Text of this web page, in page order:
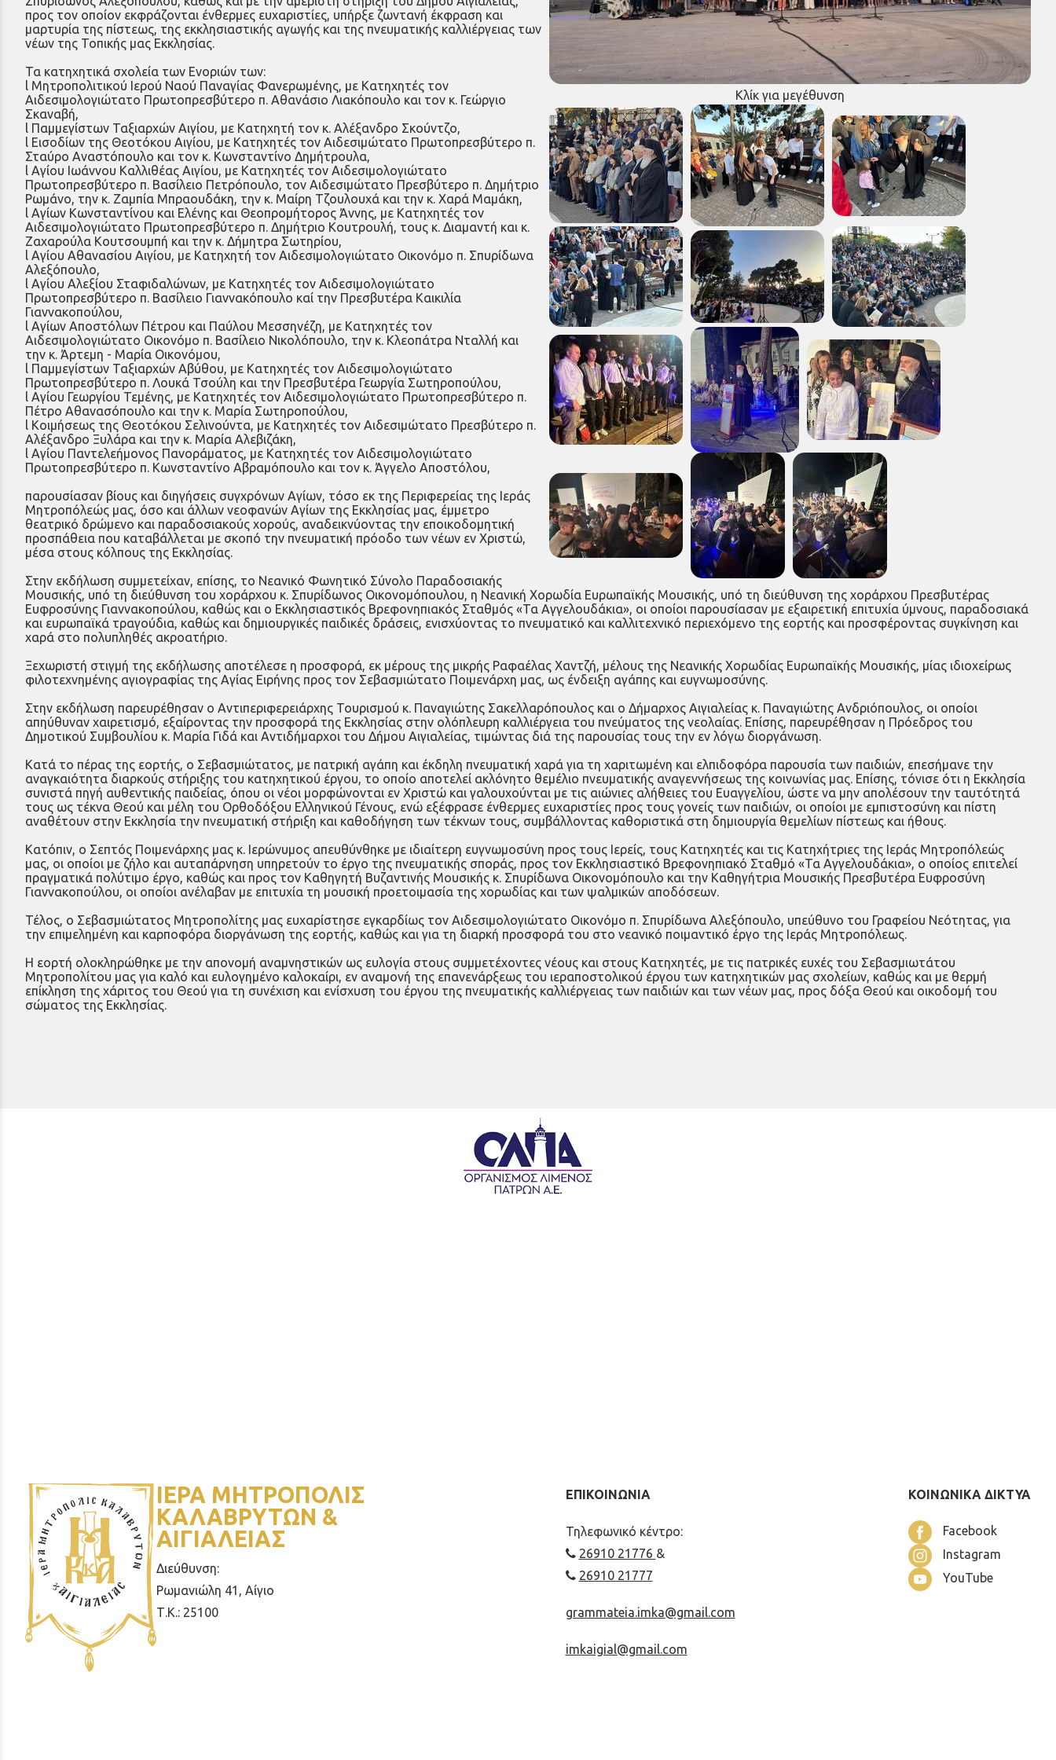
Κλίκ για μεγέθυνση
προς τον οποίον εκφράζονται ένθερμες ευχαριστίες, υπήρξε ζωντανή έκφραση και
μαρτυρία της πίστεως, της εκκλησιαστικής αγωγής και της πνευματικής καλλιέργειας των
νέων της Τοπικής μας Εκκλησίας.
Τα κατηχητικά σχολεία των Ενοριών των:
l Μητροπολιτικού Ιερού Ναού Παναγίας Φανερωμένης, με Κατηχητές τον
Αιδεσιμολογιώτατο Πρωτοπρεσβύτερο π. Αθανάσιο Λιακόπουλο και τον κ. Γεώργιο
Σκαναβή,
l Παμμεγίστων Ταξιαρχών Αιγίου, με Κατηχητή τον κ. Αλέξανδρο Σκούντζο,
l Εισοδίων της Θεοτόκου Αιγίου, με Κατηχητές τον Αιδεσιμώτατο Πρωτοπρεσβύτερο π.
Σταύρο Αναστόπουλο και τον κ. Κωνσταντίνο Δημήτρουλα,
l Αγίου Ιωάννου Καλλιθέας Αιγίου, με Κατηχητές τον Αιδεσιμολογιώτατο
Πρωτοπρεσβύτερο π. Βασίλειο Πετρόπουλο, τον Αιδεσιμώτατο Πρεσβύτερο π. Δημήτριο
Ρωμάνο, την κ. Ζαμπία Μπραουδάκη, την κ. Μαίρη Τζουλουχά και την κ. Χαρά Μαμάκη,
l Αγίων Κωνσταντίνου και Ελένης και Θεοπρομήτορος Άννης, με Κατηχητές τον
Αιδεσιμολογιώτατο Πρωτοπρεσβύτερο π. Δημήτριο Κουτρουλή, τους κ. Διαμαντή και κ.
Ζαχαρούλα Κουτσουμπή και την κ. Δήμητρα Σωτηρίου,
l Αγίου Αθανασίου Αιγίου, με Κατηχητή τον Αιδεσιμολογιώτατο Οικονόμο π. Σπυρίδωνα
Αλεξόπουλο,
l Αγίου Αλεξίου Σταφιδαλώνων, με Κατηχητές τον Αιδεσιμολογιώτατο
Πρωτοπρεσβύτερο π. Βασίλειο Γιαννακόπουλο καί την Πρεσβυτέρα Καικιλία
Γιαννακοπούλου,
l Αγίων Αποστόλων Πέτρου και Παύλου Μεσσηνέζη, με Κατηχητές τον
Αιδεσιμολογιώτατο Οικονόμο π. Βασίλειο Νικολόπουλο, την κ. Κλεοπάτρα Νταλλή και
την κ. Άρτεμη - Μαρία Οικονόμου,
l Παμμεγίστων Ταξιαρχών Αβύθου, με Κατηχητές τον Αιδεσιμολογιώτατο
Πρωτοπρεσβύτερο π. Λουκά Τσούλη και την Πρεσβυτέρα Γεωργία Σωτηροπούλου,
l Αγίου Γεωργίου Τεμένης, με Κατηχητές τον Αιδεσιμολογιώτατο Πρωτοπρεσβύτερο π.
Πέτρο Αθανασόπουλο και την κ. Μαρία Σωτηροπούλου,
l Κοιμήσεως της Θεοτόκου Σελινούντα, με Κατηχητές τον Αιδεσιμώτατο Πρεσβύτερο π.
Αλέξανδρο Ξυλάρα και την κ. Μαρία Αλεβιζάκη,
l Αγίου Παντελεήμονος Πανοράματος, με Κατηχητές τον Αιδεσιμολογιώτατο
Πρωτοπρεσβύτερο π. Κωνσταντίνο Αβραμόπουλο και τον κ. Άγγελο Αποστόλου,
παρουσίασαν βίους και διηγήσεις συγχρόνων Αγίων, τόσο εκ της Περιφερείας της Ιεράς
Μητροπόλεώς μας, όσο και άλλων νεοφανών Αγίων της Εκκλησίας μας, έμμετρο
θεατρικό δρώμενο και παραδοσιακούς χορούς, αναδεικνύοντας την εποικοδομητική
προσπάθεια που καταβάλλεται με σκοπό την πνευματική πρόοδο των νέων εν Χριστώ,
μέσα στους κόλπους της Εκκλησίας.
Στην εκδήλωση συμμετείχαν, επίσης, το Νεανικό Φωνητικό Σύνολο Παραδοσιακής
Μουσικής, υπό τη διεύθυνση του χοράρχου κ. Σπυρίδωνος Οικονομόπουλου, η Νεανική Χορωδία Ευρωπαϊκής Μουσικής, υπό τη διεύθυνση της χοράρχου Πρεσβυτέρας
Ευφροσύνης Γιαννακοπούλου, καθώς και ο Εκκλησιαστικός Βρεφονηπιακός Σταθμός «Τα Αγγελουδάκια», οι οποίοι παρουσίασαν με εξαιρετική επιτυχία ύμνους, παραδοσιακά
και ευρωπαϊκά τραγούδια, καθώς και δημιουργικές παιδικές δράσεις, ενισχύοντας το πνευματικό και καλλιτεχνικό περιεχόμενο της εορτής και προσφέροντας συγκίνηση και
χαρά στο πολυπληθές ακροατήριο.
Ξεχωριστή στιγμή της εκδήλωσης αποτέλεσε η προσφορά, εκ μέρους της μικρής Ραφαέλας Χαντζή, μέλους της Νεανικής Χορωδίας Ευρωπαϊκής Μουσικής, μίας ιδιοχείρως
φιλοτεχνημένης αγιογραφίας της Αγίας Ειρήνης προς τον Σεβασμιώτατο Ποιμενάρχη μας, ως ένδειξη αγάπης και ευγνωμοσύνης.
Στην εκδήλωση παρευρέθησαν ο Αντιπεριφερειάρχης Τουρισμού κ. Παναγιώτης Σακελλαρόπουλος και ο Δήμαρχος Αιγιαλείας κ. Παναγιώτης Ανδριόπουλος, οι οποίοι
απηύθυναν χαιρετισμό, εξαίροντας την προσφορά της Εκκλησίας στην ολόπλευρη καλλιέργεια του πνεύματος της νεολαίας. Επίσης, παρευρέθησαν η Πρόεδρος του
Δημοτικού Συμβουλίου κ. Μαρία Γιδά και Αντιδήμαρχοι του Δήμου Αιγιαλείας, τιμώντας διά της παρουσίας τους την εν λόγω διοργάνωση.
Κατά το πέρας της εορτής, ο Σεβασμιώτατος, με πατρική αγάπη και έκδηλη πνευματική χαρά για τη χαριτωμένη και ελπιδοφόρα παρουσία των παιδιών, επεσήμανε την
αναγκαιότητα διαρκούς στήριξης του κατηχητικού έργου, το οποίο αποτελεί ακλόνητο θεμέλιο πνευματικής αναγεννήσεως της κοινωνίας μας. Επίσης, τόνισε ότι η Εκκλησία
συνιστά πηγή αυθεντικής παιδείας, όπου οι νέοι μορφώνονται εν Χριστώ και γαλουχούνται με τις αιώνιες αλήθειες του Ευαγγελίου, ώστε να μην απολέσουν την ταυτότητά
τους ως τέκνα Θεού και μέλη του Ορθοδόξου Ελληνικού Γένους, ενώ εξέφρασε ένθερμες ευχαριστίες προς τους γονείς των παιδιών, οι οποίοι με εμπιστοσύνη και πίστη
αναθέτουν στην Εκκλησία την πνευματική στήριξη και καθοδήγηση των τέκνων τους, συμβάλλοντας καθοριστικά στη δημιουργία θεμελίων πίστεως και ήθους.
Κατόπιν, ο Σεπτός Ποιμενάρχης μας κ. Ιερώνυμος απευθύνθηκε με ιδιαίτερη ευγνωμοσύνη προς τους Ιερείς, τους Κατηχητές και τις Κατηχήτριες της Ιεράς Μητροπόλεώς
μας, οι οποίοι με ζήλο και αυταπάρνηση υπηρετούν το έργο της πνευματικής σποράς, προς τον Εκκλησιαστικό Βρεφονηπιακό Σταθμό «Τα Αγγελουδάκια», ο οποίος επιτελεί
πραγματικά πολύτιμο έργο, καθώς και προς τον Καθηγητή Βυζαντινής Μουσικής κ. Σπυρίδωνα Οικονομόπουλο και την Καθηγήτρια Μουσικής Πρεσβυτέρα Ευφροσύνη
Γιαννακοπούλου, οι οποίοι ανέλαβαν με επιτυχία τη μουσική προετοιμασία της χορωδίας και των ψαλμικών αποδόσεων.
Τέλος, ο Σεβασμιώτατος Μητροπολίτης μας ευχαρίστησε εγκαρδίως τον Αιδεσιμολογιώτατο Οικονόμο π. Σπυρίδωνα Αλεξόπουλο, υπεύθυνο του Γραφείου Νεότητας, για
την επιμελημένη και καρποφόρα διοργάνωση της εορτής, καθώς και για τη διαρκή προσφορά του στο νεανικό ποιμαντικό έργο της Ιεράς Μητροπόλεως.
Η εορτή ολοκληρώθηκε με την απονομή αναμνηστικών ως ευλογία στους συμμετέχοντες νέους και στους Κατηχητές, με τις πατρικές ευχές του Σεβασμιωτάτου
Μητροπολίτου μας για καλό και ευλογημένο καλοκαίρι, εν αναμονή της επανενάρξεως του ιεραποστολικού έργου των κατηχητικών μας σχολείων, καθώς και με θερμή
επίκληση της χάριτος του Θεού για τη συνέχιση και ενίσχυση του έργου της πνευματικής καλλιέργειας των παιδιών και των νέων μας, προς δόξα Θεού και οικοδομή του
σώματος της Εκκλησίας.
ΙΕΡΑ ΜΗΤΡΟΠΟΛΙΣ
ΚΑΛΑΒΡΥΤΩΝ &
ΑΙΓΙΑΛΕΙΑΣ
Διεύθυνση:
Ρωμανιώλη 41, Αίγιο
Τ.Κ.: 25100
ΕΠΙΚΟΙΝΩΝΙΑ
Τηλεφωνικό κέντρο:
26910 21776 &
26910 21777
grammateia.imka@gmail.com
imkaigial@gmail.com
ΚΟΙΝΩΝΙΚΑ ΔΙΚΤΥΑ
Facebook
Instagram
YouTube